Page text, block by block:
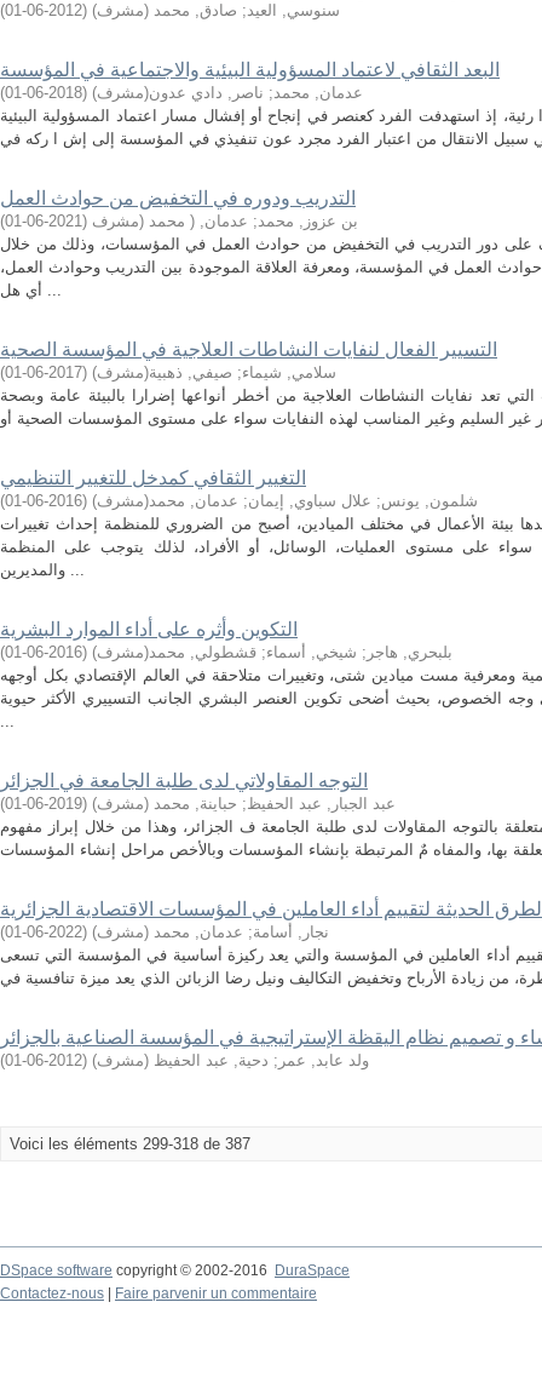
سنوسي, العيد; صادق, محمد (مشرف) (
2012-06-01
)
البعد الثقافي لاعتماد المسؤولية البيئية والاجتماعية في المؤسسة
عدمان, محمد; ناصر, دادي عدون(مشرف) (
2018-06-01
)
إذ استهدفت الفرد كعنصر في إنجاح أو إفشال مسار اعتماد المسؤولية البيئية
التدريب ودوره في التخفيض من حوادث العمل
بن عزوز, محمد; عدمان, ( محمد (مشرف (
2021-06-01
)
على دور التدريب في التخفيض من حوادث العمل في المؤسسات، وذلك من خلال
العمل في المؤسسة، ومعرفة العلاقة الموجودة بين التدريب وحوادث العمل،
أي هل ...
التسيير الفعال لنفايات النشاطات العلاجية في المؤسسة الصحية
سلامي, شيماء; صيفي, ذهبية(مشرف) (
2017-06-01
)
التي تعد نفايات النشاطات العلاجية من أخطر أنواعها إضرارا بالبيئة عامة وبصحة
التغيير الثقافي كمدخل للتغيير التنظيمي
شلمون, يونس; علال سباوي, إيمان; عدمان, محمد(مشرف) (
2016-06-01
)
بيئة الأعمال في مختلف الميادين، أصبح من الضروري للمنظمة إحداث تغييرات
سواء على مستوى العمليات، الوسائل، أو الأفراد، لذلك يتوجب على المنظمة
والمديرين ...
التكوين وأثره على أداء الموارد البشرية
بلبحري, هاجر ; شيخي, أسماء; قشطولي, محمد(مشرف) (
2016-06-01
)
ومعرفية مست ميادين شتى، وتغييرات متلاحقة في العالم الإقتصادي بكل أوجهه
وجه الخصوص، بحيث أضحى تكوين العنصر البشري الجانب التسييري الأكثر حيوية
...
التوجه المقاولاتي لدى طلبة الجامعة في الجزائر
عبد الجبار, عبد الحفيظ; حباينة, محمد (مشرف) (
2019-06-01
)
بالتوجه المقاولات لدى طلبة الجامعة ف الجزائر، وهذا من خلال إبراز مفهوم
الحديثة لتقييم أداء العاملين في المؤسسات الاقتصادية الجزائرية
نجار, أسامة; عدمان, محمد (مشرف) (
2022-06-01
)
أداء العاملين في المؤسسة والتي يعد ركيزة أساسية في المؤسسة التي تسعى
و تصميم نظام اليقظة الإستراتيجية في المؤسسة الصناعية بالجزائر
ولد عابد, عمر ; دحية, عبد الحفيظ (مشرف) (
2012-06-01
)
Voici les éléments 299-318 de 387
DSpace software copyright © 2002-2016
DuraSpace
Contactez-nous
Faire parvenir un commentaire